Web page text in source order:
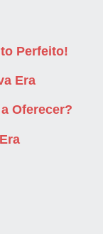
Perfeito!
Era
Oferecer?